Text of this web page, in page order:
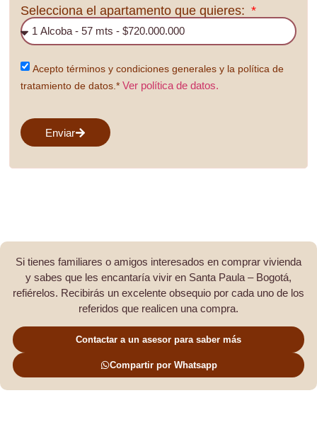
Selecciona el apartamento que quieres:
Acepto términos y condiciones generales y la política de
tratamiento de datos.* Ver política de datos.
Enviar
Si tienes familiares o amigos interesados en comprar vivienda
y sabes que les encantaría vivir en Santa Paula – Bogotá,
refiérelos. Recibirás un excelente obsequio por cada uno de los
referidos que realicen una compra.
Contactar a un asesor para saber más
Compartir por Whatsapp